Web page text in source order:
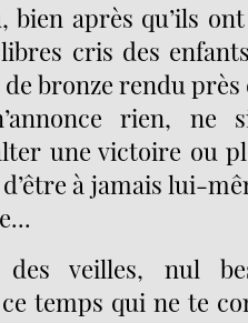
bien après qu’ils
cris des
de bronze rendu
rien, ne
une victoire ou
à jamais lui-
veilles, nul
ce temps qui ne te